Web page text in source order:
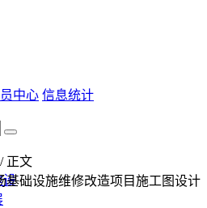
中心 信息统计
设
/ 正文
基础设施维修改造项目施工图设计